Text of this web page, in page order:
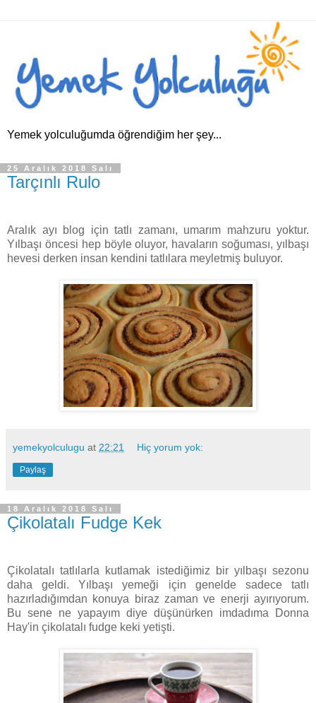
Yemek yolculuğumda öğrendiğim her şey...
25 Aralık 2018 Salı
Tarçınlı Rulo
Aralık ayı blog için tatlı zamanı, umarım mahzuru yoktur.
Yılbaşı öncesi hep böyle oluyor, havaların soğuması, yılbaşı
hevesi derken insan kendini tatlılara meyletmiş buluyor.
yemekyolculugu at 22:21 Hiç yorum yok:
Paylaş
18 Aralık 2018 Salı
Çikolatalı Fudge Kek
Çikolatalı tatlılarla kutlamak istediğimiz bir yılbaşı sezonu
daha geldi. Yılbaşı yemeği için genelde sadece tatlı
hazırladığımdan konuya biraz zaman ve enerji ayırıyorum.
Bu sene ne yapayım diye düşünürken imdadıma Donna
Hay'in çikolatalı fudge keki yetişti.